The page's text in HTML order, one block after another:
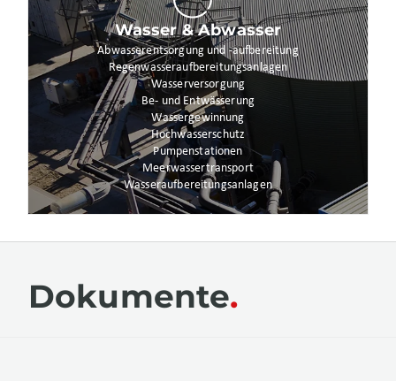
Wasser & Abwasser
Abwasserentsorgung und -aufbereitung
Regenwasseraufbereitungsanlagen
Wasserversorgung
Be- und Entwässerung
Wassergewinnung
Hochwasserschutz
Pumpenstationen
Meerwassertransport
Wasseraufbereitungsanlagen
Dokumente